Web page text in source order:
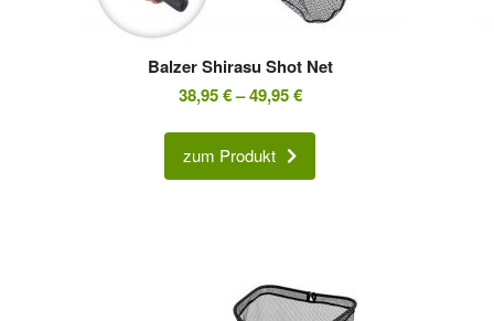
Balzer Shirasu Shot Net
38,95€–49,95€
zum Produkt